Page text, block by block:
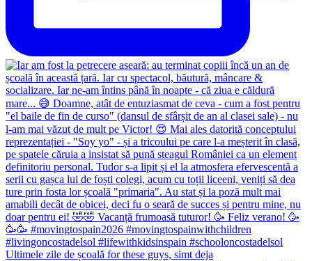
Ultimele zile de școală for these guys, simt deja